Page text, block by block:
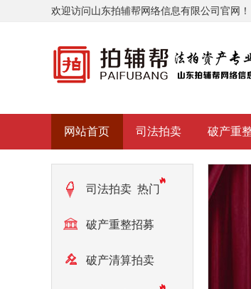
欢迎访问山东拍辅帮网络信息有限公司官网！
网站首页 司法拍卖 破产重
司法拍卖 热门
破产重整招募
热门
破产清算拍卖